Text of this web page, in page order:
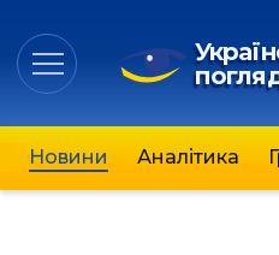
Новини Аналітика